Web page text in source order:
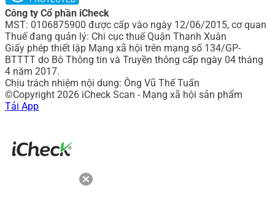
Công ty Cổ phần iCheck
MST: 0106875900 được cấp vào ngày 12/06/2015, cơ quan
Thuế đang quản lý: Chi cục thuế Quận Thanh Xuân
Giấy phép thiết lập Mạng xã hội trên mạng số 134/GP-
BTTTT do Bô Thông tin và Truyền thông cấp ngày 04 tháng
4 năm 2017.
Chịu trách nhiệm nội dung: Ông Vũ Thế Tuấn
©Copyright 2026 iCheck Scan - Mạng xã hội sản phẩm
Tải App